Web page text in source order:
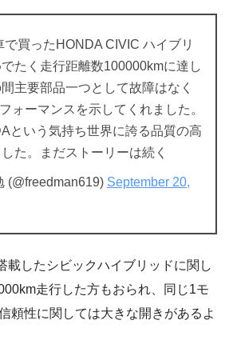
で買ったHONDA CIVIC ハイブリ
たく走行距離数100000kmに達し
主要部品一つとして故障はなく
ォーマンスを示してくれました。
という気持ち世界に誇る品質の高
た。まだストーリーは続く
September 20,
載したシビックハイブリッドに関し
走行した方もおられ、同じ1モ
頼性に関しては大きな開きがあるよ